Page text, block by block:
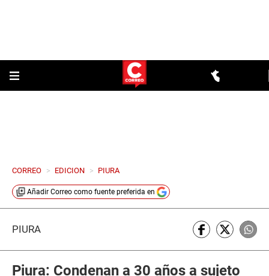
CORREO > EDICION > PIURA
Añadir Correo como fuente preferida en
PIURA
Piura: Condenan a 30 años a sujeto